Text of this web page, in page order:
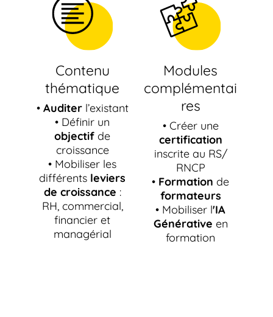
Contenu
thématique
• Auditer l’existant
• Définir un
objectifde
croissance
• Mobiliser les
différents leviers
de croissance :
RH, commercial,
financier et
managérial
Modules
complémentai
res
• Créer une
certification
inscrite au RS/
RNCP
• Formationde
formateurs
• Mobiliser l'IA
Générative en
formation